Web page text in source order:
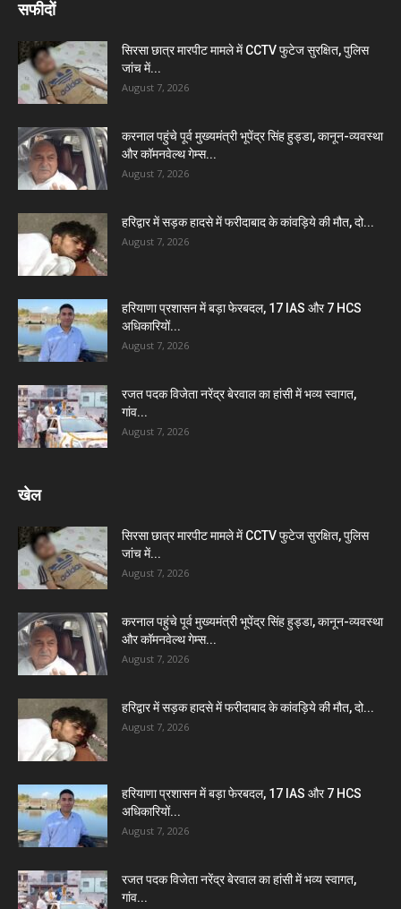
सफीदों
सिरसा छात्र मारपीट मामले में CCTV फुटेज सुरक्षित, पुलिस
जांच में...
August 7, 2026
करनाल पहुंचे पूर्व मुख्यमंत्री भूपेंद्र सिंह हुड्डा, कानून-व्यवस्था
और कॉमनवेल्थ गेम्स...
August 7, 2026
हरिद्वार में सड़क हादसे में फरीदाबाद के कांवड़िये की मौत, दो...
August 7, 2026
हरियाणा प्रशासन में बड़ा फेरबदल, 17 IAS और 7 HCS
अधिकारियों...
August 7, 2026
रजत पदक विजेता नरेंद्र बेरवाल का हांसी में भव्य स्वागत,
गांव...
August 7, 2026
खेल
सिरसा छात्र मारपीट मामले में CCTV फुटेज सुरक्षित, पुलिस
जांच में...
August 7, 2026
करनाल पहुंचे पूर्व मुख्यमंत्री भूपेंद्र सिंह हुड्डा, कानून-व्यवस्था
और कॉमनवेल्थ गेम्स...
August 7, 2026
हरिद्वार में सड़क हादसे में फरीदाबाद के कांवड़िये की मौत, दो...
August 7, 2026
हरियाणा प्रशासन में बड़ा फेरबदल, 17 IAS और 7 HCS
अधिकारियों...
August 7, 2026
रजत पदक विजेता नरेंद्र बेरवाल का हांसी में भव्य स्वागत,
गांव...